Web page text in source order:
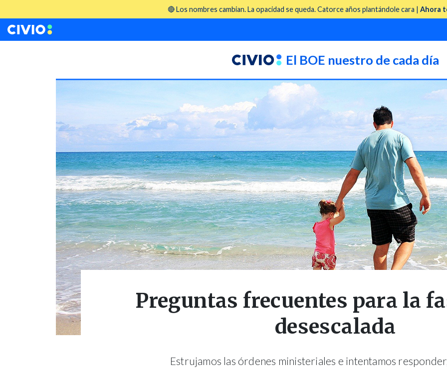
🔴 Los nombres cambian. La opacidad se queda. Catorce años plantándole cara | Ahora
El BOE nuestro de cada día
Preguntas frecuentes para la
desescalada
Estrujamos las órdenes ministeriales e intentamos